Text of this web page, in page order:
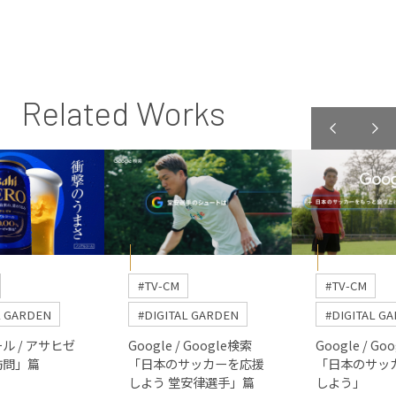
Related Works
/ アサヒゼ
」篇
#TV-CM
#DIGITAL GARDEN
Google / Google検索
「日本のサッカーを応援
しよう 堂安律選手」篇
#TV-CM
#DIGITAL
Google /
「日本のサ
しよう」